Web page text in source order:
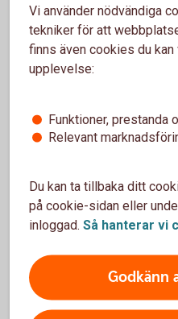
Behov av stöd för
Vill du ha hjälp med din
passar bäst i din
Kontakta oss inom
Kort om
För att jämna ut
näringsverksamhet
Vi använder nödvändiga
tekniker för att
finns även cookies du
upplevelse:
Funktioner, prestanda
Relevant
Du kan ta tillbaka ditt
på cookie-sidan eller
inloggad. Så hanterar vi
Godkänn